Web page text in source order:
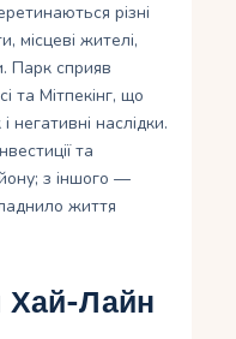
різні
місцеві жителі,
Парк сприяв
та Мітпекінг, що
негативні наслідки.
та
з іншого —
життя
Хай-Лайн